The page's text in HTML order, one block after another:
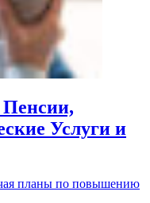
Услуги и
планы по повышению